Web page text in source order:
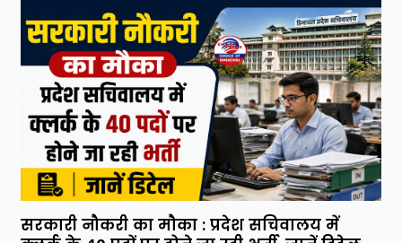
सरकारी नौकरी का मौका : प्रदेश सचिवालय में